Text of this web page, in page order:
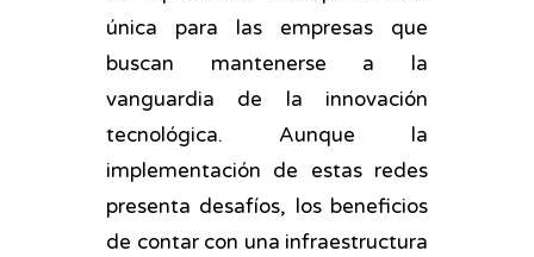
única para las empresas que
buscan mantenerse a la
vanguardia de la innovación
tecnológica. Aunque la
implementación de estas redes
presenta desafíos, los beneficios
de contar con una infraestructura